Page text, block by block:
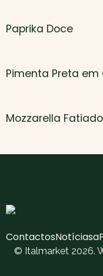
Paprika Doce
Pimenta Preta em
Mozzarella Fatiado
ContactosNotícias
© Italmarket 2026.